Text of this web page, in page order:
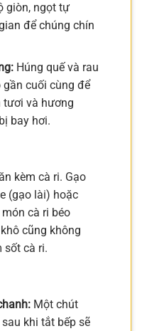
giòn, ngọt tự
để chúng chín
Húng quế và rau
cuối cùng để
và hương
bay hơi.
kèm cà ri. Gạo
(gạo lài) hoặc
cà ri béo
cũng không
sốt cà ri.
Một chút
khi tắt bếp sẽ